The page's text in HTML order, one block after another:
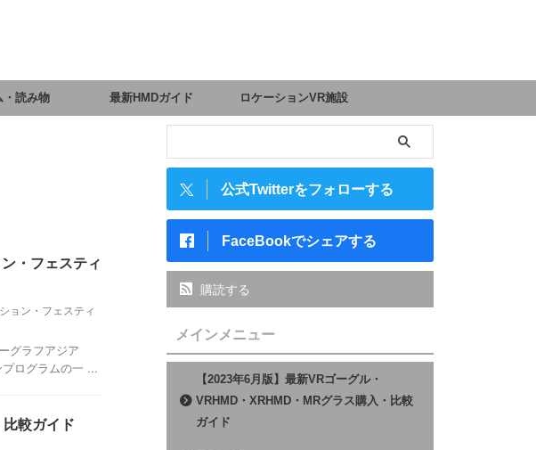
・読み物 最新HMDガイド ロケーションVR施設
・フェスティ
ョン・フェスティ
グラフアジア
ログラムの一 ...
較ガイド
公式Twitterをフォローする
FaceBookでシェアする
購読する
メインメニュー
【2023年6月版】最新VRゴーグル・
VRHMD・XRHMD・MRグラス購入・比較
ガイド